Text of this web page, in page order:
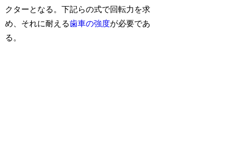
クターとなる。下記らの式で回転力を求
め、それに耐える歯車の強度が必要であ
る。